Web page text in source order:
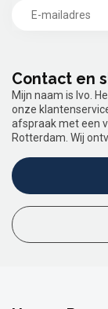
Contact en
Mijn naam is Ivo.
onze
afspraak met een
Rotterdam. Wij